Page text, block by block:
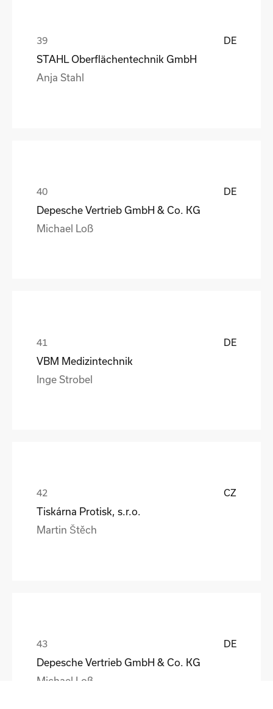
DE
STAHL Oberflächentechnik GmbH
Anja Stahl
DE
Depesche Vertrieb GmbH & Co. KG
Michael Loß
DE
VBM Medizintechnik
Inge Strobel
CZ
Tiskárna Protisk, s.r.o.
Martin Štěch
DE
Depesche Vertrieb GmbH & Co. KG
Michael Loß